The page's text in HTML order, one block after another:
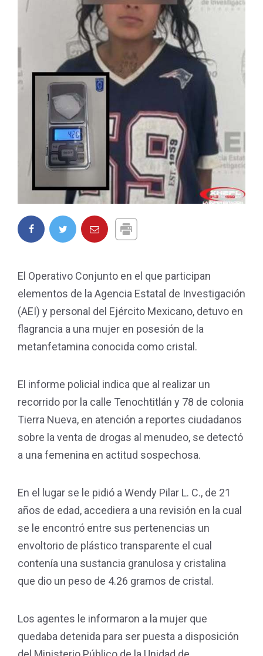
El Operativo Conjunto en el que participan
elementos de la Agencia Estatal de Investigación
(AEI) y personal del Ejército Mexicano, detuvo en
flagrancia a una mujer en posesión de la
metanfetamina conocida como cristal.
El informe policial indica que al realizar un
recorrido por la calle Tenochtitlán y 78 de colonia
Tierra Nueva, en atención a reportes ciudadanos
sobre la venta de drogas al menudeo, se detectó
a una femenina en actitud sospechosa.
En el lugar se le pidió a Wendy Pilar L. C., de 21
años de edad, accediera a una revisión en la cual
se le encontró entre sus pertenencias un
envoltorio de plástico transparente el cual
contenía una sustancia granulosa y cristalina
que dio un peso de 4.26 gramos de cristal.
Los agentes le informaron a la mujer que
quedaba detenida para ser puesta a disposición